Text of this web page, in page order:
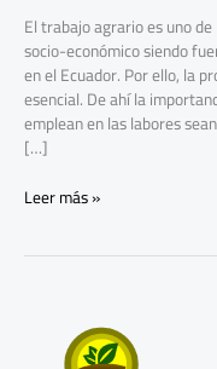
El trabajo agrario es uno
socio-económico siendo
en el Ecuador. Por ello, la
esencial. De ahí la
emplean en las labores
[…]
Leer más »